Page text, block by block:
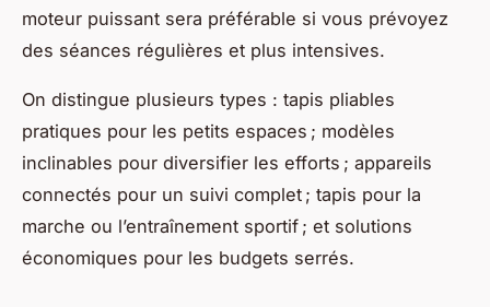
moteur puissant sera préférable si vous prévoyez
des séances régulières et plus intensives.
On distingue plusieurs types : tapis pliables
pratiques pour les petits espaces ; modèles
inclinables pour diversifier les efforts ; appareils
connectés pour un suivi complet ; tapis pour la
marche ou l’entraînement sportif ; et solutions
économiques pour les budgets serrés.